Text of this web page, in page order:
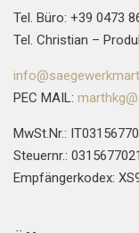
Tel. Büro: +39 0473
Tel. Christian –
PEC MAIL:
MwSt.Nr.:
Steuernr.:
Empfängerkodex: